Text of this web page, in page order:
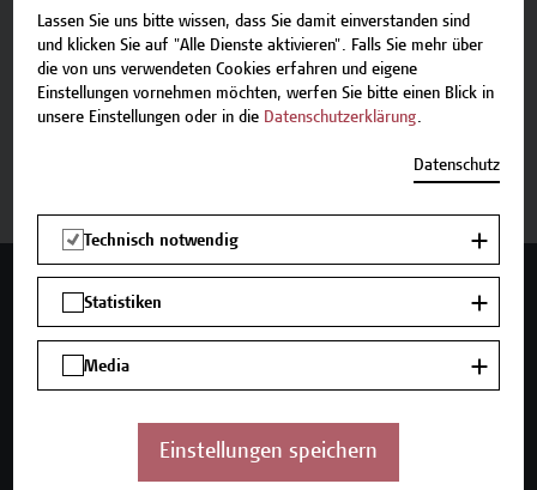
Zurück zum Zertifikatsprogramm
Mehr Infos gewünscht?
Seminare und Zertifikatsprogramme
Inhouse-Weiterbildung
Lassen Sie uns bitte wissen, dass Sie damit einverstanden sind
und klicken Sie auf "Alle Dienste aktivieren". Falls Sie mehr über
die von uns verwendeten Cookies erfahren und eigene
Einstellungen vornehmen möchten, werfen Sie bitte einen Blick in
unsere Einstellungen oder in die Datenschutzerklärung.
Datenschutz
Technisch notwendig
Statistiken
Media
Einstellungen speichern